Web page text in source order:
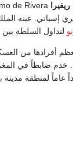
إسباني. عينه
لتداول السلطة بين
معظم أفرادها
عاماً لمنطقة مدينة